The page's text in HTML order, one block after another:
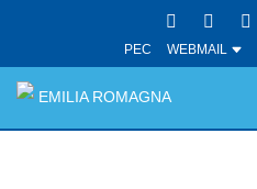
PEC WEBMAIL
EMILIA ROMAGNA